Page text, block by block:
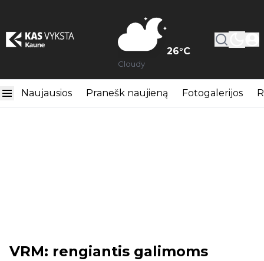
26°C
Cloudy
Naujausios Pranešk naujieną Fotogalerijos
VRM: rengiantis galimoms